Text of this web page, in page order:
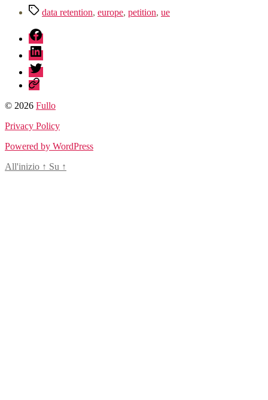
Tag data retention, europe, petition, ue
fb
linkedin
twitter
sessionize
© 2026 Fullo
Privacy Policy
Powered by WordPress
All'inizio ↑ Su ↑